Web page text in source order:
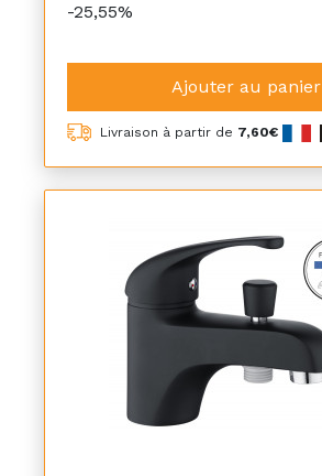
-25,55%
Ajouter au panier
Livraison à partir de 7,60€